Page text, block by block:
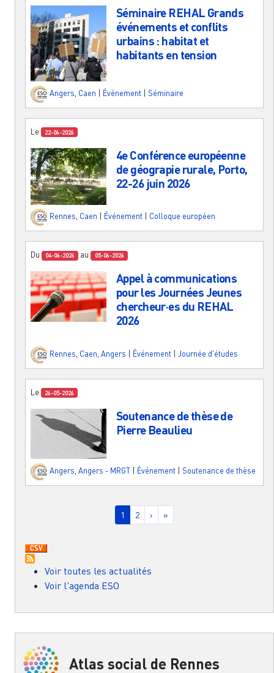
Séminaire REHAL Grands
événements et conflits
urbains : habitat et
habitants en tension
Angers Caen Événement Séminaire
Le 22-06-2026
4e Conférence européenne
de géograpie rurale, Porto,
22-26 juin 2026
Rennes, Caen Événement Colloque européen
Du 04-06-2026 au 05-06-2026
Appel à communications
pour les Journées Jeunes
chercheur·es du REHAL
2026
Rennes Caen Angers Événement Journée d'études
Le 26-05-2026
Soutenance de thèse de
Pierre Beaulieu
Angers Angers - MRGT Événement Soutenance de thèse
Page courante
1 Page
2 Page suivante
› Dernière page
»
Voir toutes les actualités
Voir l'agenda ESO
Atlas social de Rennes